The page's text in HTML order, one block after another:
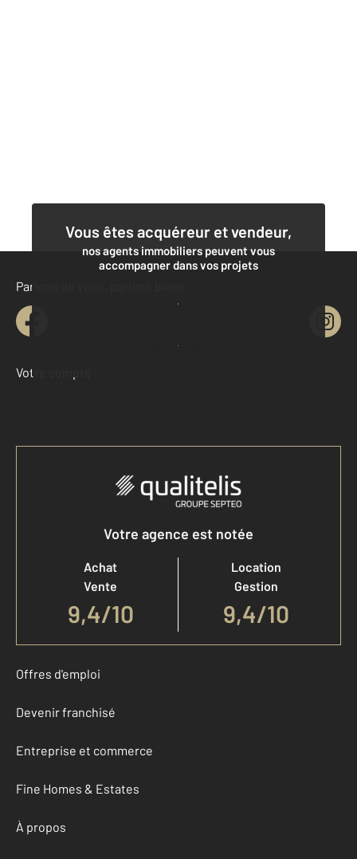
Vous êtes acquéreur et vendeur,
nos agents immobiliers peuvent vous
accompagner dans vos projets
Contacter l'agence
Demander une estimation
Parlons de vous, parlons biens
Votre compte :
Accéder à mon compte
Votre agence est notée
Achat
Vente
9,4/10
Location
Gestion
9,4/10
Offres d'emploi
Devenir franchisé
Entreprise et commerce
Fine Homes & Estates
À propos